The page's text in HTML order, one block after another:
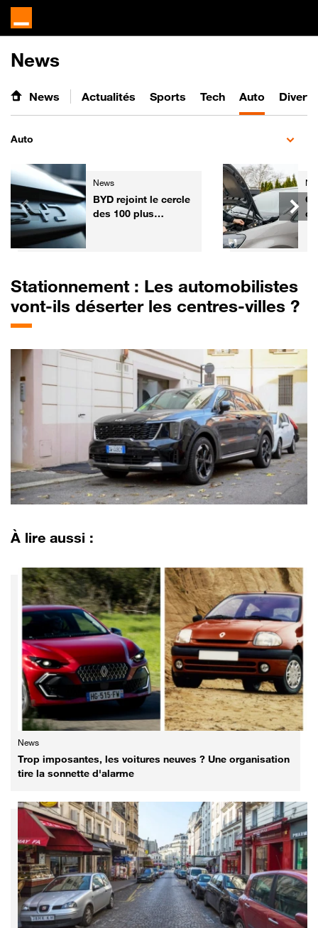
News
News Actualités Sports Tech Auto
Auto
News
BYD rejoint le cercle
des 100 plus
Stationnement : Les automobilistes
vont-ils déserter les centres-villes ?
À lire aussi :
News
Trop imposantes, les voitures neuves ? Une organisation
tire la sonnette d'alarme